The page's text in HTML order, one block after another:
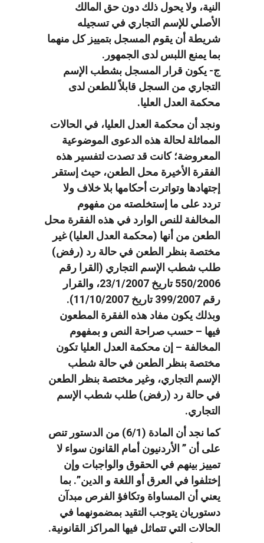
النية، ولا يحول ذلك دون حق المالك
الأصلي للإسم التجاري في تسجيله
شريطة أن يقوم المسجل بتمييز كل منهما
بما يمنع اللبس لدى الجمهور.
ج- يكون قرار المسجل بشطب الإسم
التجاري من السجل قابلاً للطعن لدى
محكمة العدل العليا.
ونجد أن محكمة العدل العليا، في الحالات
المماثلة لحالة هذه الدعوى الموضوعية
المعروضة؛ كانت قد تصدت لتفسير هذه
الفقرة الأخيرة محل الطعن، حيث إستقر
إجتهادها وتواترت أحكامها بلا خلاف ولا
تردد على ما إستخلصته من مفهوم
المخالفة للنص الوارد في هذه الفقرة محل
الطعن من أنها (محكمة العدل العليا) غير
مختصة بنظر الطعن في حالة رد (رفض)
طلب شطب الإسم التجاري (القرا رقم
550/2006 تاريخ 23/1/2007، والقرار
رقم 399/2007 تاريخ 11/10/2007).
وبذلك يكون مفاد هذه الفقرة المطعون
فيها – حسب صراحة النص و بمفهوم
المخالفة – إن محكمة العدل العليا تكون
مختصة بنظر الطعن في حالة شطب
الإسم التجاري، وغير مختصة بنظر الطعن
في حالة رد (رفض) طلب شطب الإسم
التجاري.
كما نجد أن المادة (6/1) من الدستور تنص
على أن ” الأردنيون أمام القانون سواء لا
تمييز بينهم في الحقوق والواجبات وإن
إختلفوا في العرق أو اللغة و الدين”. بما
يعني أن المساواة وتكافؤ الفرص مبدآن
دستوريان يتوجب التقيد بمضمونهما في
الحالات التي تتماثل فيها المراكز القانونية.